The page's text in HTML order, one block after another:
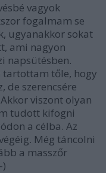
vagyok
fogalmam se
ugyanakkor sokat
ami nagyon
napsütésben.
tartottam tőle, hogy
de szerencsére
viszont olyan
tudott kifogni
a célba. Az
Még táncolni
a masszőr
)